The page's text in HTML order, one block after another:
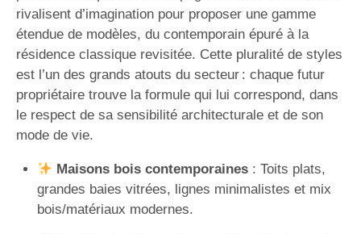
rivalisent d’imagination pour proposer une gamme
étendue de modèles, du contemporain épuré à la
résidence classique revisitée. Cette pluralité de styles
est l’un des grands atouts du secteur : chaque futur
propriétaire trouve la formule qui lui correspond, dans
le respect de sa sensibilité architecturale et de son
mode de vie.
Maisons bois contemporaines: Toits plats,
grandes baies vitrées, lignes minimalistes et mix
bois/matériaux modernes.